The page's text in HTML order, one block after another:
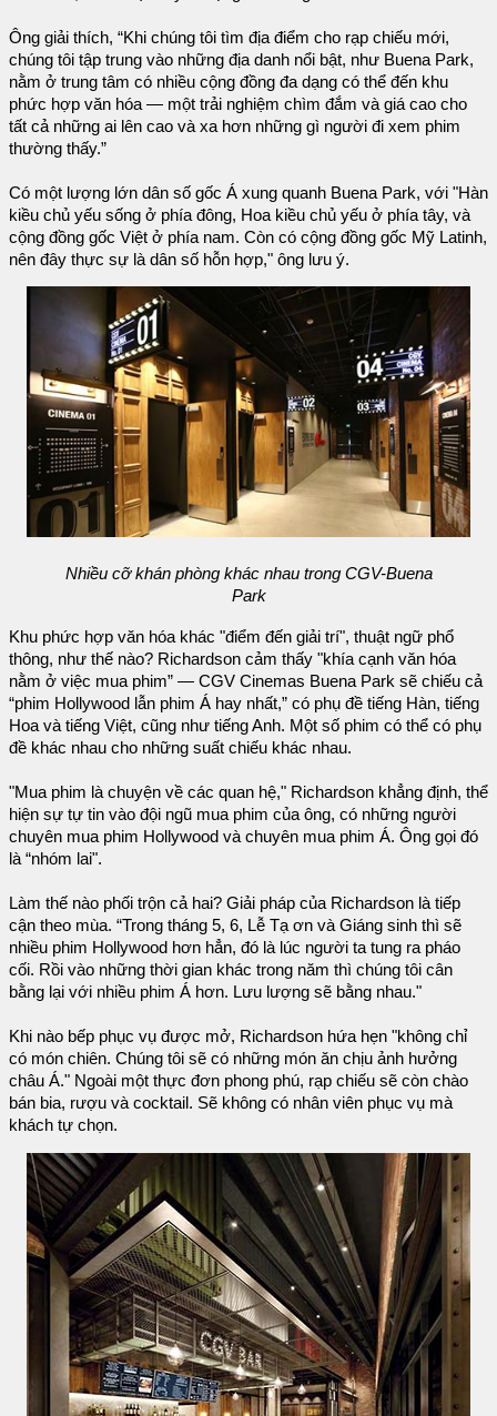
Ông giải thích, “Khi chúng tôi tìm địa điểm cho rạp chiếu mới,
chúng tôi tập trung vào những địa danh nổi bật, như Buena Park,
nằm ở trung tâm có nhiều cộng đồng đa dạng có thể đến khu
phức hợp văn hóa — một trải nghiệm chìm đắm và giá cao cho
tất cả những ai lên cao và xa hơn những gì người đi xem phim
thường thấy.”
Có một lượng lớn dân số gốc Á xung quanh Buena Park, với "Hàn
kiều chủ yếu sống ở phía đông, Hoa kiều chủ yếu ở phía tây, và
cộng đồng gốc Việt ở phía nam. Còn có cộng đồng gốc Mỹ Latinh,
nên đây thực sự là dân số hỗn hợp," ông lưu ý.
Nhiều cỡ khán phòng khác nhau trong CGV-Buena
Park
Khu phức hợp văn hóa khác "điểm đến giải trí", thuật ngữ phổ
thông, như thế nào? Richardson cảm thấy "khía cạnh văn hóa
nằm ở việc mua phim” — CGV Cinemas Buena Park sẽ chiếu cả
“phim Hollywood lẫn phim Á hay nhất,” có phụ đề tiếng Hàn, tiếng
Hoa và tiếng Việt, cũng như tiếng Anh. Một số phim có thể có phụ
đề khác nhau cho những suất chiếu khác nhau.
"Mua phim là chuyện về các quan hệ," Richardson khẳng định, thể
hiện sự tự tin vào đội ngũ mua phim của ông, có những người
chuyên mua phim Hollywood và chuyên mua phim Á. Ông gọi đó
là “nhóm lai".
Làm thế nào phối trộn cả hai? Giải pháp của Richardson là tiếp
cận theo mùa. “Trong tháng 5, 6, Lễ Tạ ơn và Giáng sinh thì sẽ
nhiều phim Hollywood hơn hẳn, đó là lúc người ta tung ra pháo
cối. Rồi vào những thời gian khác trong năm thì chúng tôi cân
bằng lại với nhiều phim Á hơn. Lưu lượng sẽ bằng nhau."
Khi nào bếp phục vụ được mở, Richardson hứa hẹn "không chỉ
có món chiên. Chúng tôi sẽ có những món ăn chịu ảnh hưởng
châu Á." Ngoài một thực đơn phong phú, rạp chiếu sẽ còn chào
bán bia, rượu và cocktail. Sẽ không có nhân viên phục vụ mà
khách tự chọn.